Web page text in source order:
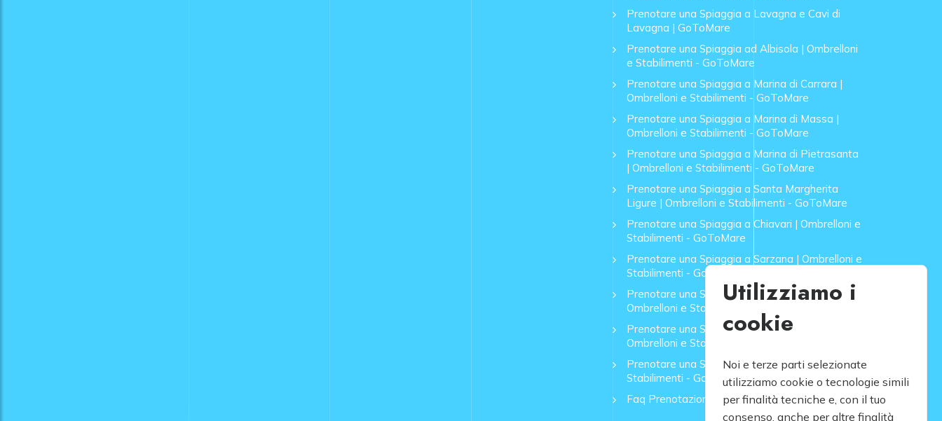
Prenotare una Spiaggia a Lavagna e Cavi di
Lavagna | GoToMare
Prenotare una Spiaggia ad Albisola | Ombrelloni
e Stabilimenti - GoToMare
Prenotare una Spiaggia a Marina di Carrara |
Ombrelloni e Stabilimenti - GoToMare
Prenotare una Spiaggia a Marina di Massa |
Ombrelloni e Stabilimenti - GoToMare
Prenotare una Spiaggia a Marina di Pietrasanta
| Ombrelloni e Stabilimenti - GoToMare
Prenotare una Spiaggia a Santa Margherita
Ligure | Ombrelloni e Stabilimenti - GoToMare
Prenotare una Spiaggia a Chiavari | Ombrelloni e
Stabilimenti - GoToMare
Prenotare una Spiaggia a Sarzana | Ombrelloni e
Stabilimenti - GoToMare
Prenotare una Spiaggia a Forte dei Marmi |
Ombrelloni e Stabilimenti - GoToMare
Prenotare una Spiaggia a Lido di Camaiore |
Ombrelloni e Stabilimenti - GoToMare
Prenotare una Spiaggia a Rapallo | Ombrelloni e
Stabilimenti - GoToMare
Faq Prenotazione Spiagge
Utilizziamo i
cookie
Noi e terze parti selezionate
utilizziamo cookie o tecnologie simili
per finalità tecniche e, con il tuo
consenso, anche per altre finalità